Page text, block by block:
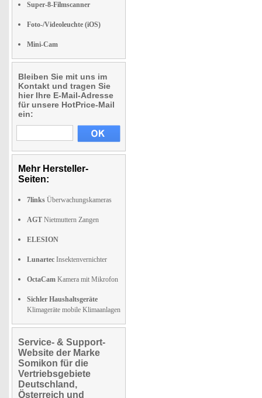
Super-8-Filmscanner
Foto-/Videoleuchte (iOS)
Mini-Cam
Bleiben Sie mit uns im
Kontakt und tragen Sie
hier Ihre E-Mail-Adresse
für unsere HotPrice-Mail
ein:
Mehr Hersteller-
Seiten:
7links Überwachungskameras
AGT Nietmuttern Zangen
ELESION
Lunartec Insektenvernichter
OctaCam Kamera mit Mikrofon
Sichler Haushaltsgeräte
Klimageräte mobile Klimaanlagen
Service- & Support-
Website der Marke
Somikon für die
Vertriebsgebiete
Deutschland,
Österreich und